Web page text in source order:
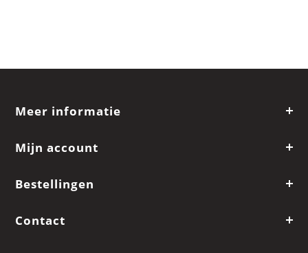
Meer informatie
Mijn account
Bestellingen
Contact